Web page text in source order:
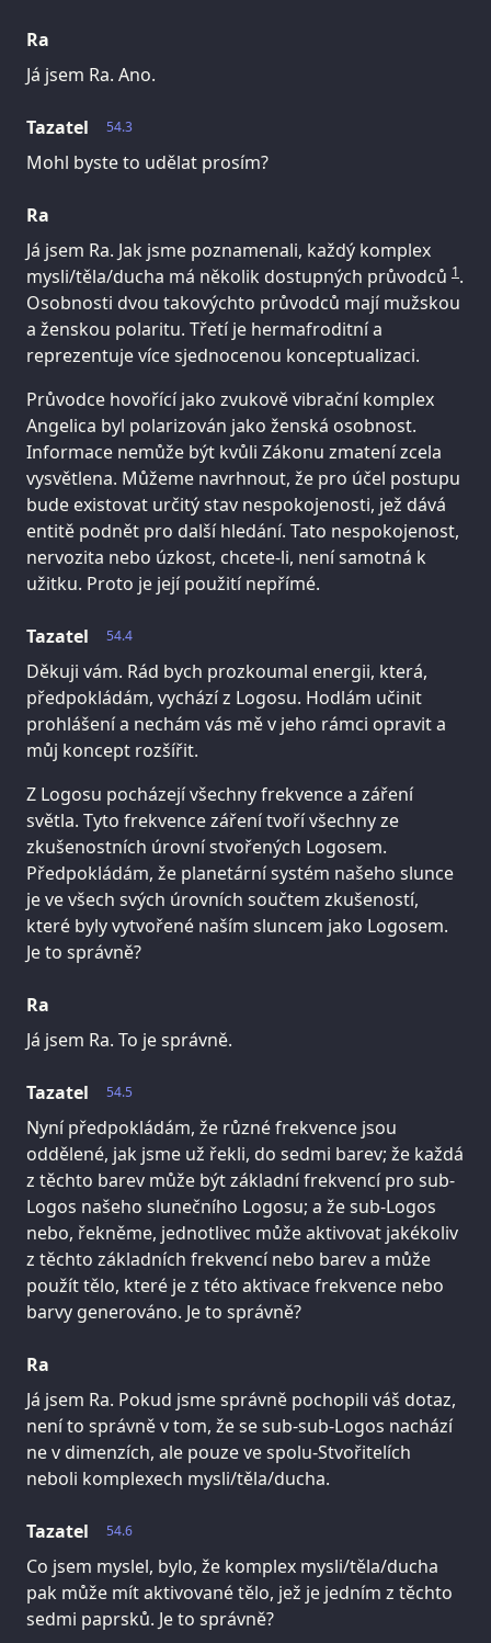
Ra
Já jsem Ra. Ano.
54.3
Tazatel
Mohl byste to udělat prosím?
Ra
Já jsem Ra. Jak jsme poznamenali, každý komplex
mysli/těla/ducha má několik dostupných průvodců 1.
Osobnosti dvou takovýchto průvodců mají mužskou
a ženskou polaritu. Třetí je hermafroditní a
reprezentuje více sjednocenou konceptualizaci.
Průvodce hovořící jako zvukově vibrační komplex
Angelica byl polarizován jako ženská osobnost.
Informace nemůže být kvůli Zákonu zmatení zcela
vysvětlena. Můžeme navrhnout, že pro účel postupu
bude existovat určitý stav nespokojenosti, jež dává
entitě podnět pro další hledání. Tato nespokojenost,
nervozita nebo úzkost, chcete-li, není samotná k
užitku. Proto je její použití nepřímé.
54.4
Tazatel
Děkuji vám. Rád bych prozkoumal energii, která,
předpokládám, vychází z Logosu. Hodlám učinit
prohlášení a nechám vás mě v jeho rámci opravit a
můj koncept rozšířit.
Z Logosu pocházejí všechny frekvence a záření
světla. Tyto frekvence záření tvoří všechny ze
zkušenostních úrovní stvořených Logosem.
Předpokládám, že planetární systém našeho slunce
je ve všech svých úrovních součtem zkušeností,
které byly vytvořené naším sluncem jako Logosem.
Je to správně?
Ra
Já jsem Ra. To je správně.
54.5
Tazatel
Nyní předpokládám, že různé frekvence jsou
oddělené, jak jsme už řekli, do sedmi barev; že každá
z těchto barev může být základní frekvencí pro sub-
Logos našeho slunečního Logosu; a že sub-Logos
nebo, řekněme, jednotlivec může aktivovat jakékoliv
z těchto základních frekvencí nebo barev a může
použít tělo, které je z této aktivace frekvence nebo
barvy generováno. Je to správně?
Ra
Já jsem Ra. Pokud jsme správně pochopili váš dotaz,
není to správně v tom, že se sub-sub-Logos nachází
ne v dimenzích, ale pouze ve spolu-Stvořitelích
neboli komplexech mysli/těla/ducha.
54.6
Tazatel
Co jsem myslel, bylo, že komplex mysli/těla/ducha
pak může mít aktivované tělo, jež je jedním z těchto
sedmi paprsků. Je to správně?